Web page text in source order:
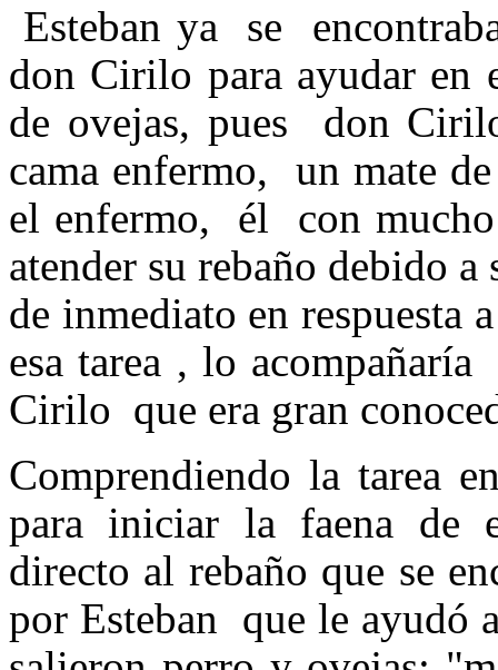
Esteban ya se
don Cirilo para ayudar en
de ovejas, pues don
cama enfermo, un mate
el enfermo, él con
atender su rebaño debido
de inmediato en respuesta
esa tarea , lo
Cirilo que era gran
Comprendiendo la tarea
para iniciar la faena de
directo al rebaño que se
por Esteban que le ayudó